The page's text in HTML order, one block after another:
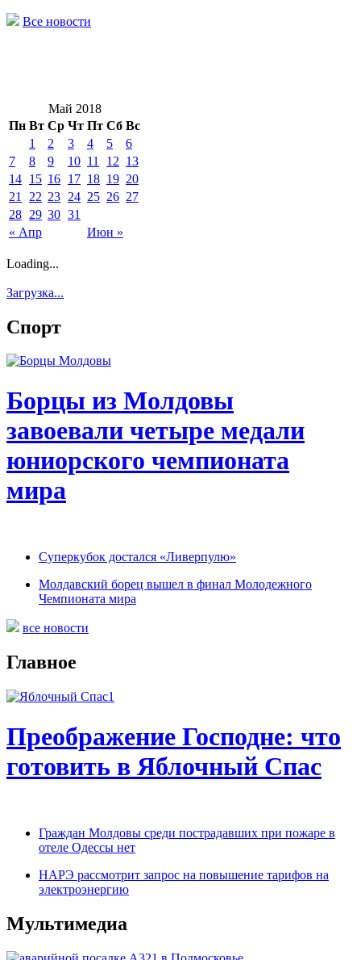
Все новости
Май 2018
Пн Вт Ср Чт Пт Сб Вс
« Апр Июн »
1 2 3 4 5
6
7
8 9 10 11 12 13
14 15 16 17 18 19 20
21
22 23 24 25 26 27
28 29 30 31
Loading...
Загрузка...
Спорт
Борцы из Молдовы
завоевали четыре медали
юниорского чемпионата
мира
Суперкубок достался «Ливерпулю»
Молдавский борец вышел в финал Молодежного
Чемпионата мира
все новости
Главное
Преображение Господне: что
готовить в Яблочный Спас
Граждан Молдовы cреди пострадавших при пожаре в
отеле Одессы нет
НАРЭ рассмотрит запрос на повышение тарифов на
электроэнергию
Мультимедиа